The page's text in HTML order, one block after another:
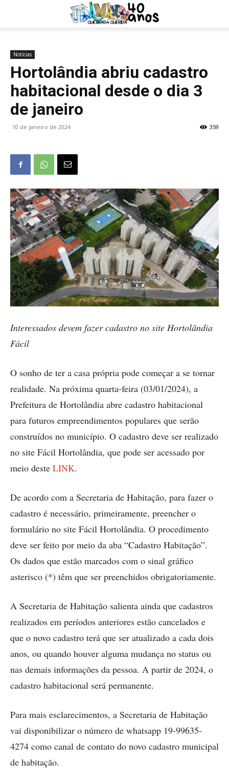
Notícias
Hortolândia abriu cadastro
habitacional desde o dia 3
de janeiro
10 de janeiro de 2024 359
Interessados devem fazer cadastro no site Hortolândia
Fácil
O sonho de ter a casa própria pode começar a se tornar
realidade. Na próxima quarta-feira (03/01/2024), a
Prefeitura de Hortolândia abre cadastro habitacional
para futuros empreendimentos populares que serão
construídos no município. O cadastro deve ser realizado
no site Fácil Hortolândia, que pode ser acessado por
meio deste LINK.
De acordo com a Secretaria de Habitação, para fazer o
cadastro é necessário, primeiramente, preencher o
formulário no site Fácil Hortolândia. O procedimento
deve ser feito por meio da aba “Cadastro Habitação”.
Os dados que estão marcados com o sinal gráfico
asterisco (*) têm que ser preenchidos obrigatoriamente.
A Secretaria de Habitação salienta ainda que cadastros
realizados em períodos anteriores estão cancelados e
que o novo cadastro terá que ser atualizado a cada dois
anos, ou quando houver alguma mudança no status ou
nas demais informações da pessoa. A partir de 2024, o
cadastro habitacional será permanente.
Para mais esclarecimentos, a Secretaria de Habitação
vai disponibilizar o número de whatsapp 19-99635-
4274 como canal de contato do novo cadastro municipal
de habitação.